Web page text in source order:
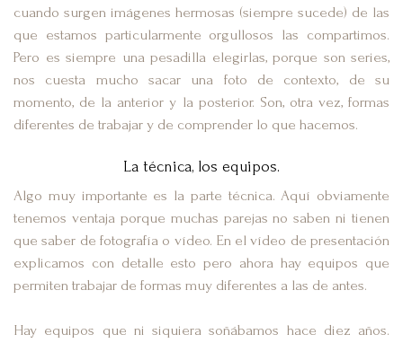
cuando surgen imágenes hermosas (siempre sucede) de las
que estamos particularmente orgullosos las compartimos.
Pero es siempre una pesadilla elegirlas, porque son series,
nos cuesta mucho sacar una foto de contexto, de su
momento, de la anterior y la posterior. Son, otra vez, formas
diferentes de trabajar y de comprender lo que hacemos.
La técnica, los equipos.
Algo muy importante es la parte técnica. Aquí obviamente
tenemos ventaja porque muchas parejas no saben ni tienen
que saber de fotografía o vídeo. En el vídeo de presentación
explicamos con detalle esto pero ahora hay equipos que
permiten trabajar de formas muy diferentes a las de antes.
Hay equipos que ni siquiera soñábamos hace diez años.